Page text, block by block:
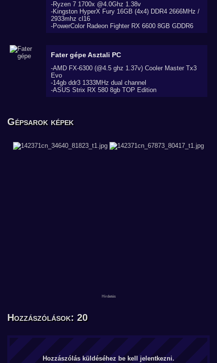
-Ryzen 7 1700x @4.0Ghz 1.38v
-Kingston HyperX Fury 16GB (4x4) DDR4 2666MHz /
2933mhz cl16
-PowerColor Radeon Fighter RX 6600 8GB GDDR6
Fater gépeAsztali PC
-AMD FX-6300 (@4.5 ghz 1.37v) Cooler Master Tx3
Evo
-14gb ddr3 1333MHz dual channel
-ASUS Strix RX 580 8gb TOP Edition
Gépsarok képek
Hozzászólások: 20
Hozzászólás küldéséhez be kell jelentkezni.